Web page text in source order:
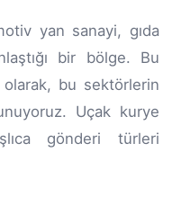
yan sanayi, gıda
bir bölge. Bu
olarak, bu sektörlerin
Uçak kurye
gönderi türleri